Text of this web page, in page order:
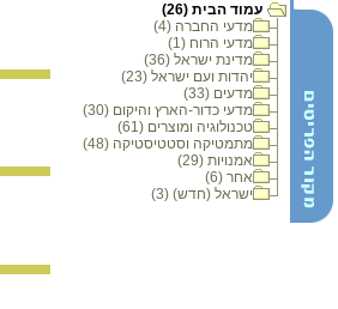
עמוד הבית (26)
מדעי החברה (4)
מדעי הרוח (1)
מדינת ישראל (36)
יהדות ועם ישראל (23)
מדעים (33)
מדעי כדור-הארץ והיקום (30)
טכנולוגיה ומוצרים (61)
מתמטיקה וסטטיסטיקה (48)
אמנויות (29)
אחר (6)
ישראל (חדש) (3)